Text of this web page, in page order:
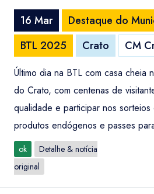
16 Mar
Destaque do
BTL 2025
Crato CM
Último dia na BTL com casa cheia
do Crato, com centenas de
qualidade e participar nos
produtos endógenos e passes
ok
Detalhe & notícia
original